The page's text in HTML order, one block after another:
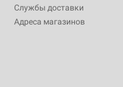
Службы доставки
Адреса магазинов